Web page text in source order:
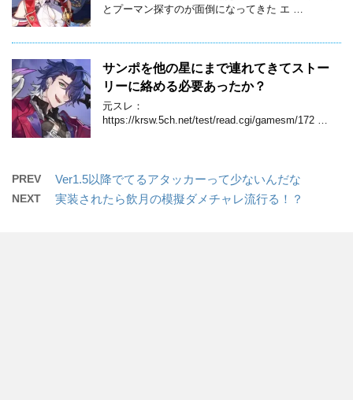
とプーマン探すのが面倒になってきた エ …
サンポを他の星にまで連れてきてストー
リーに絡める必要あったか？
元スレ：
https://krsw.5ch.net/test/read.cgi/gamesm/172 …
PREV Ver1.5以降でてるアタッカーって少ないんだな
NEXT 実装されたら飲月の模擬ダメチャレ流行る！？